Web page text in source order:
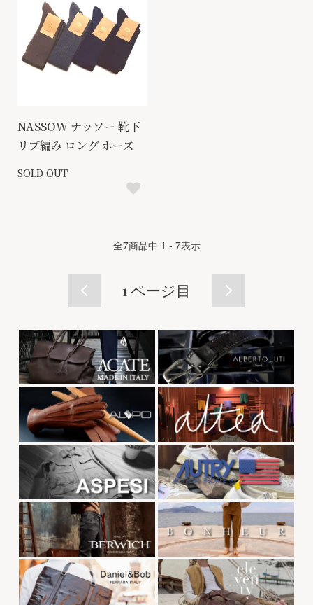
NASSOW ナッソー 靴下
リブ編み ロング ホーズ
SOLD OUT
全7商品中 1 - 7表示
1 ページ目